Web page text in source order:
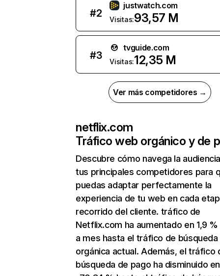
#2
justwatch.com
Visitas:93,57 M
#3
tvguide.com
Visitas:12,35 M
Ver más competidores →
netflix.com
Tráfico web orgánico y de
Descubre cómo navega la
tus principales competidores para
puedas adaptar perfectamente la
experiencia de tu web en cada
recorrido del cliente. tráfico de
Netflix.com ha aumentado en 1,9
a mes hasta el tráfico de búsqueda
orgánica actual. Además, el tráfico
búsqueda de pago ha disminuido en